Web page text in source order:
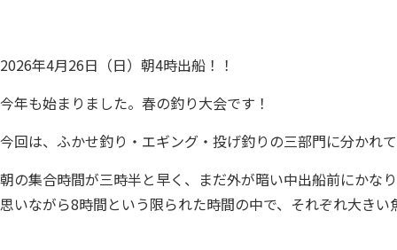
2026年4月26日（日）朝4時出船！！
今年も始まりました。春の釣り大会です！
今回は、ふかせ釣り・エギング・投げ釣りの三部門に分かれ
朝の集合時間が三時半と早く、まだ外が暗い中出船前にかな
思いながら8時間という限られた時間の中で、それぞれ大き